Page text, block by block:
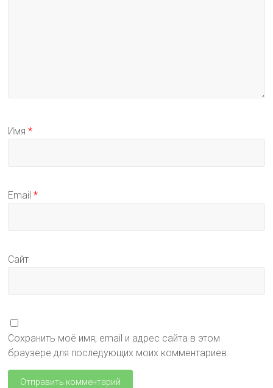
Имя*
Email*
Сайт
Сохранить моё имя, email и адрес сайта в этом
браузере для последующих моих комментариев.